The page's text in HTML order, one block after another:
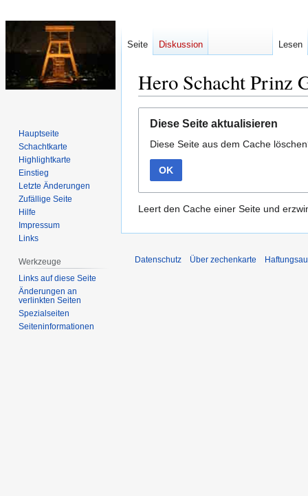
Hero Schacht Prinz
Navigation
springen
Suche
springen
Diese Seite aktualisieren
Diese Seite aus dem Cache
OK
Leert den Cache einer Seite und
Seite Diskussion Lesen
Hauptseite
Schachtkarte
Highlightkarte
Einstieg
Letzte Änderungen
Zufällige Seite
Hilfe
Impressum
Links
Werkzeuge
Links auf diese Seite
Änderungen an
verlinkten Seiten
Spezialseiten
Seiten­­informationen
Datenschutz Über zechenkarte